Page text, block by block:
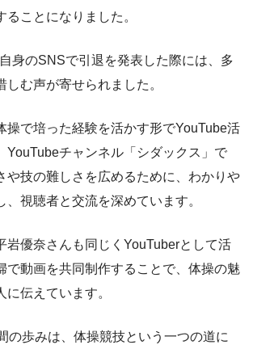
ことになりました。
身のSNSで引退を発表した際には、多
しむ声が寄せられました。
操で培った経験を活かす形でYouTube活
YouTubeチャンネル「シダックス」で
や技の難しさを広めるために、わかりや
、視聴者と交流を深めています。
岩優奈さんも同じくYouTuberとして活
で動画を共同制作することで、体操の魅
伝えています。
の歩みは、体操競技という一つの道に